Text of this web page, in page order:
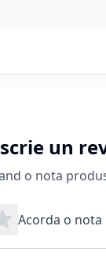
un
o nota
Acorda o nota